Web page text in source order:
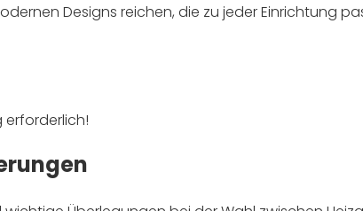
Designs reichen, die zu jeder Einrichtung
erforderlich!